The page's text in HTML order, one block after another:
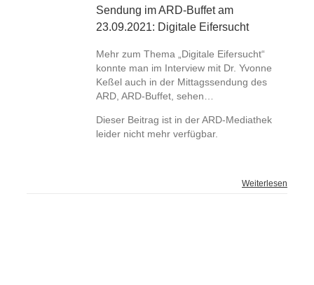
Sendung im ARD-Buffet am
23.09.2021: Digitale Eifersucht
Mehr zum Thema „Digitale Eifersucht“
konnte man im Interview mit Dr. Yvonne
Keßel auch in der Mittagssendung des
ARD, ARD-Buffet, sehen…
Dieser Beitrag ist in der ARD-Mediathek
leider nicht mehr verfügbar.
Weiterlesen